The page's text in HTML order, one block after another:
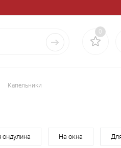
0
Капельники
ондулина На окна